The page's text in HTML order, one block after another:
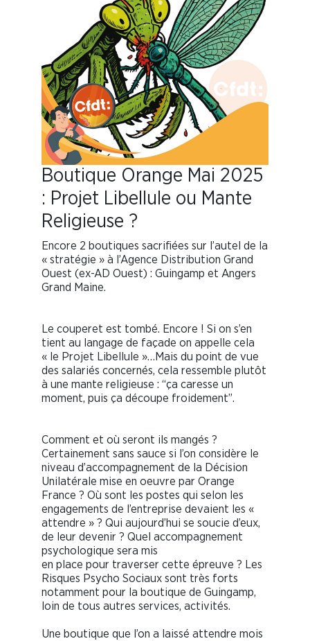
Boutique Orange Mai 2025
: Projet Libellule ou Mante
Religieuse ?
Encore 2 boutiques sacrifiées sur l’autel de la
« stratégie » à l’Agence Distribution Grand
Ouest (ex-AD Ouest) : Guingamp et Angers
Grand Maine.
Le couperet est tombé. Encore ! Si on s’en
tient au langage de façade on appelle cela
« le Projet Libellule »…Mais du point de vue
des salariés concernés, cela ressemble plutôt
à une mante religieuse : “ça caresse un
moment, puis ça découpe froidement”.
Comment et où seront ils mangés ?
Certainement sans sauce si l’on considère le
niveau d’accompagnement de la Décision
Unilatérale mise en oeuvre par Orange
France ? Où sont les postes qui selon les
engagements de l’entreprise devaient les «
attendre » ? Qui aujourd’hui se soucie d’eux,
de leur devenir ? Quel accompagnement
psychologique sera mis
en place pour traverser cette épreuve ? Les
Risques Psycho Sociaux sont très forts
notamment pour la boutique de Guingamp,
loin de tous autres services, activités.
Une boutique que l’on a laissé attendre mois